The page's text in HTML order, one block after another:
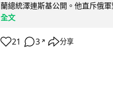
蘭總統澤連斯基公開。他直斥俄
全文
21 3 ↗ 分享